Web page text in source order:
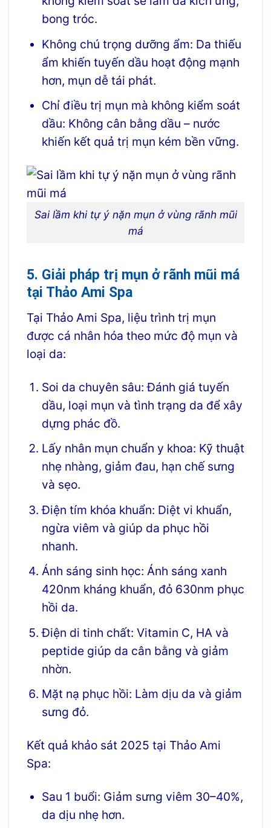
bong tróc.
Không chú trọng dưỡng ẩm: Da thiếu
ẩm khiến tuyến dầu hoạt động mạnh
hơn, mụn dễ tái phát.
Chỉ điều trị mụn mà không kiểm soát
dầu: Không cân bằng dầu – nước
khiến kết quả trị mụn kém bền vững.
Sai lầm khi tự ý nặn mụn ở vùng rãnh mũi
má
5. Giải pháp trị mụn ở rãnh mũi má
tại Thảo Ami Spa
Tại Thảo Ami Spa, liệu trình trị mụn
được cá nhân hóa theo mức độ mụn và
loại da:
Soi da chuyên sâu: Đánh giá tuyến
dầu, loại mụn và tình trạng da để xây
dựng phác đồ.
Lấy nhân mụn chuẩn y khoa: Kỹ thuật
nhẹ nhàng, giảm đau, hạn chế sưng
và sẹo.
Điện tím khóa khuẩn: Diệt vi khuẩn,
ngừa viêm và giúp da phục hồi
nhanh.
Ánh sáng sinh học: Ánh sáng xanh
420nm kháng khuẩn, đỏ 630nm phục
hồi da.
Điện di tinh chất: Vitamin C, HA và
peptide giúp da cân bằng và giảm
nhờn.
Mặt nạ phục hồi: Làm dịu da và giảm
sưng đỏ.
Kết quả khảo sát 2025 tại Thảo Ami
Spa:
Sau 1 buổi: Giảm sưng viêm 30–40%,
da dịu nhẹ hơn.